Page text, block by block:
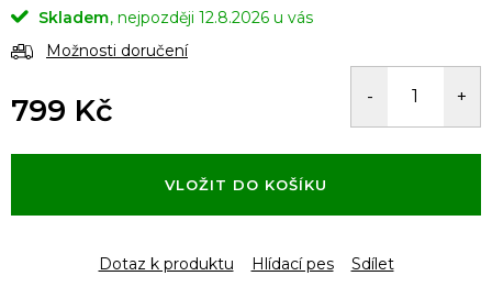
Skladem
12.8.2026
Možnosti doručení
799 Kč
cena:
VLOŽIT DO KOŠÍKU
Dotaz k produktu Hlídací pes Sdílet